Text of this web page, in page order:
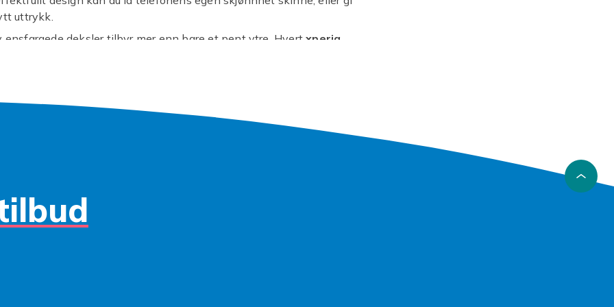
uttrykk.
ensfargede deksler tilbyr mer enn bare et pent ytre. Hvertxperia
mykhet eller et hardere plastikkcover.
å matche ditt antrekk, uttrykke din personlighet eller bare
spreke farger som rød og blå, kan du enkelt finne et
din stil. Disse dekslene sørger for at alle knapper og porter forblir
Et solid sony xperia xa2 deksler
til din enhet.